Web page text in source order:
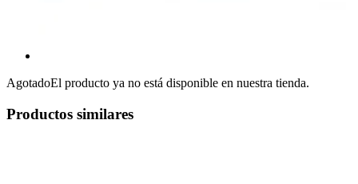
AgotadoEl producto ya no está disponible en nuestra tienda.
Productos similares